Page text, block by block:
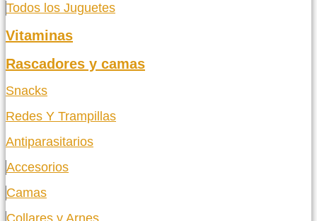
Todos los Juguetes
Vitaminas
Rascadores y camas
Snacks
Redes Y Trampillas
Antiparasitarios
Accesorios
Camas
Collares y Arnes